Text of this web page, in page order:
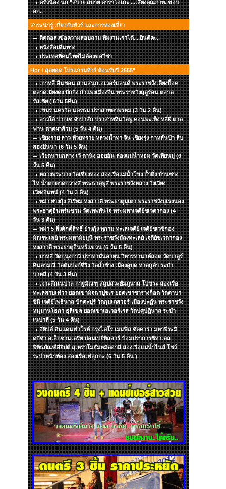
ครัวน้อง นก "สบาย สบาย คาราโอเกะ ...เสียงคุณภาพ..ขอบ
อก..
สาระน่ารู้ เกี่ยวกับทัวร์ และการท่องเที่ยว
ติดต่อสงข้อความสอบถาม ทีมงานเราได้....ยินดีคะ..
หนังสือเดืนทาง
ประเทศที่คนไทยไม่ต้องขอวีซ่า
Hot ! สุดยอด โปรแกรมทัวร์ ต้อนรับปี 2555"
เกาหลี อินชอน สวนสนุกเอเวอร์แลนด์ พระราชวังเคียงบ็อค
ตลาดเมียงดง ปักกิ่ง กำแพงเมืองจีน พระราชวังฤดูร้อน ตลาด
รัสเซีย ( 6วัน 5คืน)
เขมร นครวัด นครธม ปราสาทตาพรหม (3 วัน 2 คืน)
ลาวใต้ ปากเซ จำปาสัก ปราสาทหินวัดพู คอนพะเพ็ง หลี่ผี ตาด
ฟาน ตาดผาส้วม (5 วัน 4 คืน)
เชียงราย ลาว ห้วยทราย หลวงน้ำทา จีน เชียงรุ่ง กาหลั่นป้า สิบ
สองปันนา (6 วัน 5 คืน)
เวียดนามกลาง เว้ ดานัง ฮอยอัน ล่องแม่น้ำหอม วัดเทียนมู่ (6
วัน 5 คืน)
หลวงพระบาง วัดเชียงทอง ล่องเรือแม่น้ำโขง ถ้ำติ่ง บ้านซ่าง
ไห น้ำตกตาดกวางสี พระธาตุพูสี พระราชวังหลวง วังเวียง
เวียงจันทน์ (4 วัน 3 คืน)
พม่า ย่างกุ้ง สิเรียม หงสาวดี พระธาตุมุเตา พระราชวังบุเรงนอง
พระธาตุอินทร์แขวน วัดเทพทันใจ พระมหาเจดีย์ชเวดากอง (4
วัน 3 คืน)
พม่า 5 สิ่งศักดิ์สิทธิ์ ย่างกุ้ง พุกาม ทะเลเจดีย์ เจดีย์ชเวซิกอง
มัณฑะเลย์ พระมหามัยมุนี พระราชวังมัณฑะเลย์ เจดีย์ชเวดากอง
หงสาวดี พระธาตุอินทร์แขวน (6 วัน 5 คืน)
บาหลี วัดกุนุงกาวี ปุราทามันอายุน วิหารทานาห์ลอต วัดบาตูร์
คินตามณี วัดตัมปะก์ซีริง วัดถ้ำช้าง เมืองอูบุด หาดกูต้า ระบำ
บาหลี (4 วัน 3 คืน)
เจาะลึกเนปาล กาฐมัณฑุ สถูปสวะยัมภูนาถ โปขระ ล่องเรือ
ทะเลสาบเฟวา ยอดเขามัจฉาปูชเร ยอดเขาซารางก็อต วัดดาบา
ซินี เจดีย์โพธินาถ ปักตะปุร์ วัดกุมเภสวอร์ เมืองปะฏัน พระราชวัง
หนุมานโธกา ธุลิเขล ยอดเขาเอเวอร์เรส วัดปศุปฏินาถ ระบำ
เนปาลี (5 วัน 4 คืน)
อียิปต์ ดินแดนฟาโรห์ กรุงไคโร เมมฟิส ซัคคาร่า มหาพีระมิ
ดกีซ่า อเล็กซานเดรีย ปอมเปย์พิลลาร์ ป้อมปราการซิทาเดล
พิพิธภัณฑ์อียิปต์ สุเหร่าโมฮัมหมัดอาลี ล่องเรือแม่น้ำไนล์ โชว์
ระบำหน้าท้อง ล่องเรือเฟลุกกะ (6 วัน 5 คืน )